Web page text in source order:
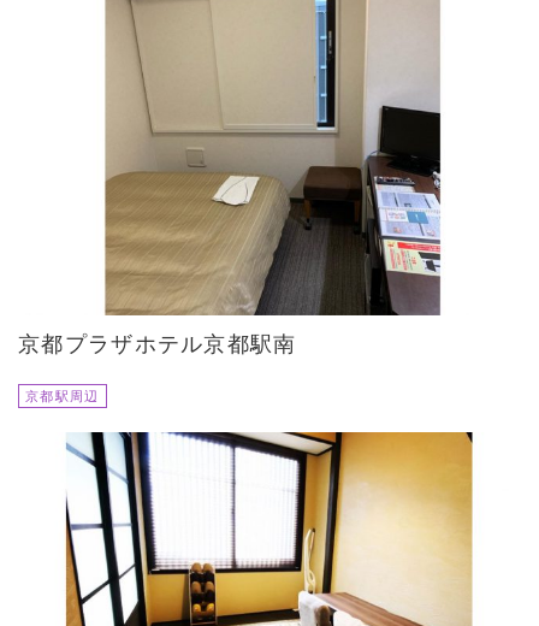
京都プラザホテル京都駅南
京都駅周辺